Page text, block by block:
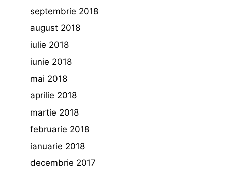
septembrie 2018
august 2018
iulie 2018
iunie 2018
mai 2018
aprilie 2018
martie 2018
februarie 2018
ianuarie 2018
decembrie 2017